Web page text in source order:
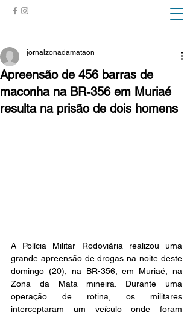
Apreensão de 456 barras de
maconha na BR-356 em Muriaé
resulta na prisão de dois homens
jornalzonadamataon
A Polícia Militar Rodoviária realizou uma
grande apreensão de drogas na noite deste
domingo (20), na BR-356, em Muriaé, na
Zona da Mata mineira. Durante uma
operação de rotina, os militares
interceptaram um veículo onde foram